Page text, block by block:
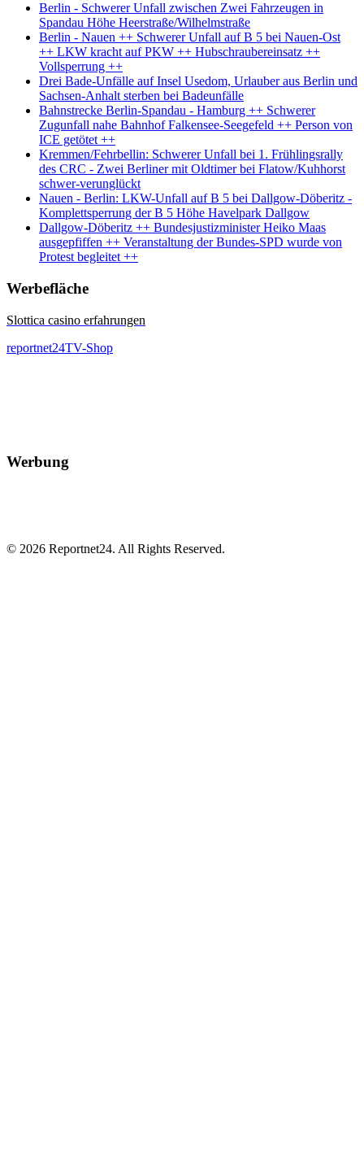
Berlin - Schwerer Unfall zwischen Zwei Fahrzeugen in
Spandau Höhe Heerstraße/Wilhelmstraße
Berlin - Nauen ++ Schwerer Unfall auf B 5 bei Nauen-Ost
++ LKW kracht auf PKW ++ Hubschraubereinsatz ++
Vollsperrung ++
Drei Bade-Unfälle auf Insel Usedom, Urlauber aus Berlin und
Sachsen-Anhalt sterben bei Badeunfälle
Bahnstrecke Berlin-Spandau - Hamburg ++ Schwerer
Zugunfall nahe Bahnhof Falkensee-Seegefeld ++ Person von
ICE getötet ++
Kremmen/Fehrbellin: Schwerer Unfall bei 1. Frühlingsrally
des CRC - Zwei Berliner mit Oldtimer bei Flatow/Kuhhorst
schwer-verunglückt
Nauen - Berlin: LKW-Unfall auf B 5 bei Dallgow-Döberitz -
Komplettsperrung der B 5 Höhe Havelpark Dallgow
Dallgow-Döberitz ++ Bundesjustizminister Heiko Maas
ausgepfiffen ++ Veranstaltung der Bundes-SPD wurde von
Protest begleitet ++
Werbefläche
Slottica casino erfahrungen
reportnet24TV-Shop
Werbung
© 2026 Reportnet24. All Rights Reserved.